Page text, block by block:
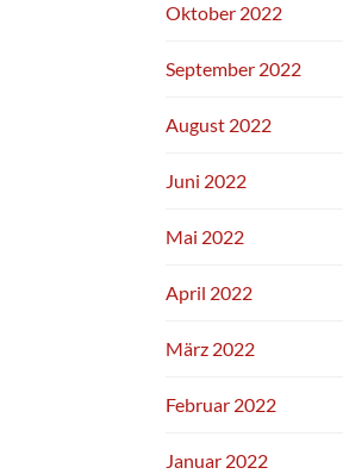
Oktober 2022
September 2022
August 2022
Juni 2022
Mai 2022
April 2022
März 2022
Februar 2022
Januar 2022